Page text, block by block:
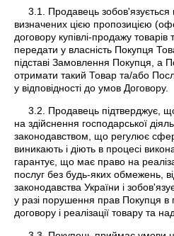
3.1. Продавець зобов'язується
визначених цією пропозицією
договору купівлі-продажу
передати у власність Покупця
підставі Замовлення Покупця, а
отримати такий Товар та/або
у відповідності до умов Договору.
3.2. Продавець підтверджує,
на здійснення господарської
законодавством, що регулює
виникають і діють в процесі
гарантує, що має право на
послуг без будь-яких обмежень,
законодавства України і
у разі порушення прав Покупця в
договору і реалізації товару та